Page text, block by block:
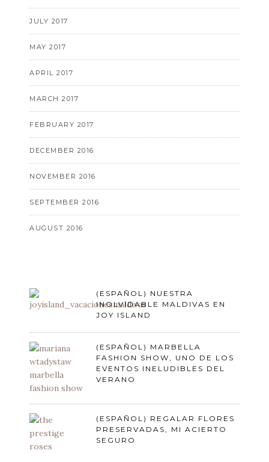
JULY 2017
MAY 2017
APRIL 2017
MARCH 2017
FEBRUARY 2017
DECEMBER 2016
NOVEMBER 2016
SEPTEMBER 2016
AUGUST 2016
(ESPAÑOL) NUESTRA
INOLVIDABLE MALDIVAS EN
JOY ISLAND
(ESPAÑOL) MARBELLA
FASHION SHOW, UNO DE LOS
EVENTOS INELUDIBLES DEL
VERANO
(ESPAÑOL) REGALAR FLORES
PRESERVADAS, MI ACIERTO
SEGURO